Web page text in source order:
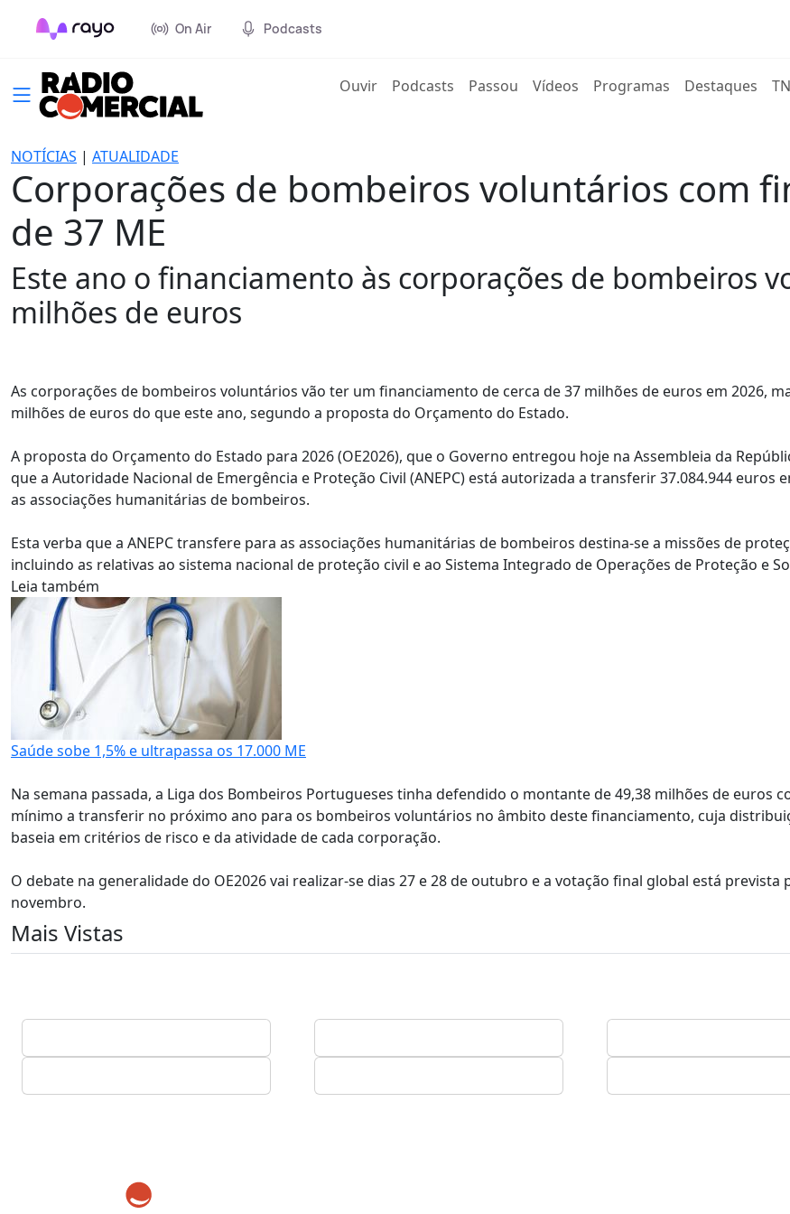
On Air Podcasts
Ouvir(current)
Podcasts Passou Vídeos Programas Destaques
NOTÍCIAS | ATUALIDADE
Corporações de bombeiros voluntários com
de 37 ME
Este ano o financiamento às corporações de bombeiros
milhões de euros
As corporações de bombeiros voluntários vão ter um financiamento de cerca de 37 milhões de euros em 2026,
milhões de euros do que este ano, segundo a proposta do Orçamento do Estado.
A proposta do Orçamento do Estado para 2026 (OE2026), que o Governo entregou hoje na Assembleia da
que a Autoridade Nacional de Emergência e Proteção Civil (ANEPC) está autorizada a transferir 37.084.944 euros
as associações humanitárias de bombeiros.
Esta verba que a ANEPC transfere para as associações humanitárias de bombeiros destina-se a missões de
incluindo as relativas ao sistema nacional de proteção civil e ao Sistema Integrado de Operações de Proteção e
Leia também
Saúde sobe 1,5% e ultrapassa os 17.000 ME
Na semana passada, a Liga dos Bombeiros Portugueses tinha defendido o montante de 49,38 milhões de euros
mínimo a transferir no próximo ano para os bombeiros voluntários no âmbito deste financiamento, cuja
baseia em critérios de risco e da atividade de cada corporação.
O debate na generalidade do OE2026 vai realizar-se dias 27 e 28 de outubro e a votação final global está prevista
novembro.
Mais Vistas